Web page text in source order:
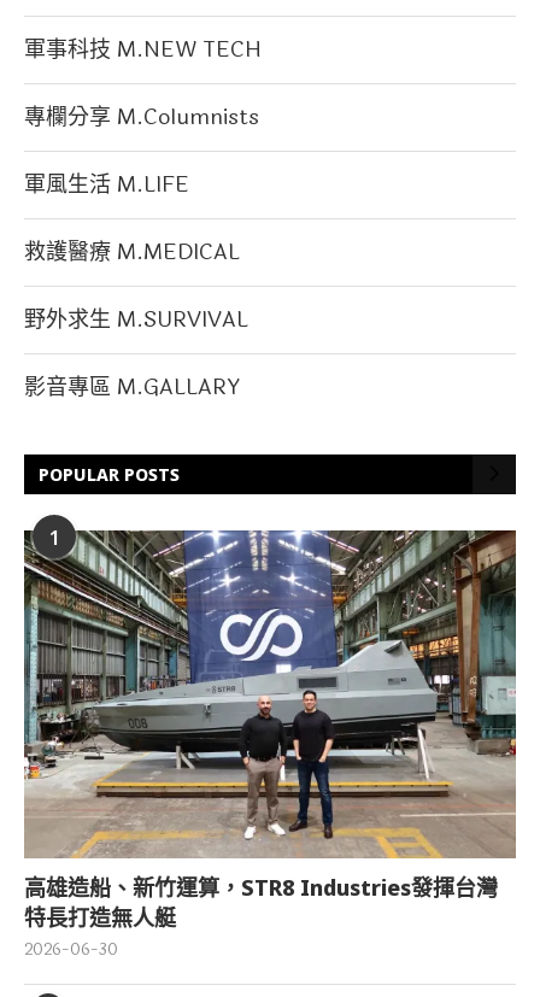
軍事科技 M.NEW TECH
專欄分享 M.Columnists
軍風生活 M.LIFE
救護醫療 M.MEDICAL
野外求生 M.SURVIVAL
影音專區 M.GALLARY
POPULAR POSTS
1
高雄造船、新竹運算，STR8 Industries發揮台灣
特長打造無人艇
2026-06-30